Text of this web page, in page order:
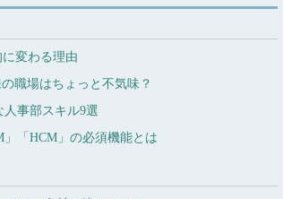
変わる理由
職場はちょっと不気味？
事部スキル9選
「HCM」の必須機能とは